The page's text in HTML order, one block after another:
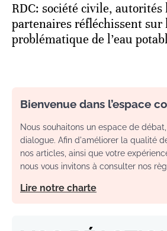
RDC: société civile, autorités
partenaires réfléchissent sur
problématique de l’eau
Bienvenue dans l’espace
Nous souhaitons un espace de
dialogue. Afin d'améliorer la qualité
nos articles, ainsi que votre
nous vous invitons à consulter nos
Lire notre charte